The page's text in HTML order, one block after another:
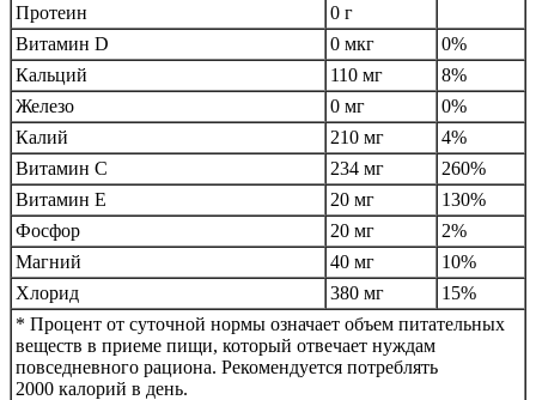
Протеин
0 г
Витамин D
0 мкг
0%
Кальций
110 мг
8%
Железо
0 мг
0%
Калий
210 мг
4%
Витамин C
234 мг
260%
Витамин E
20 мг
130%
Фосфор
20 мг
2%
Магний
40 мг
10%
Хлорид
380 мг
15%
* Процент от суточной нормы означает объем питательных
веществ в приеме пищи, который отвечает нуждам
повседневного рациона. Рекомендуется потреблять
2000 калорий в день.